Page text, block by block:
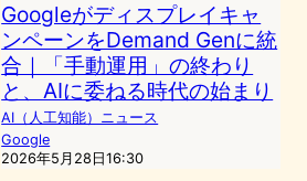
Googleがディスプレイキャ
ンペーンをDemand Genに統
合｜「手動運用」の終わり
と、AIに委ねる時代の始まり
AI（人工知能）ニュース
Google
2026年5月28日16:30